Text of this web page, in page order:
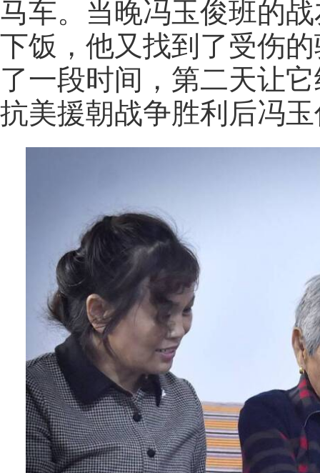
马车。当晚冯玉俊班的
下饭，他又找到了受伤
了一段时间，第二天让
抗美援朝战争胜利后冯